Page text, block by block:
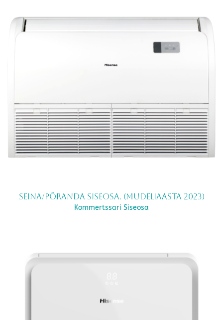
Seina/põranda siseosa. (mudeliaasta 2023)
Kommertssari Siseosa